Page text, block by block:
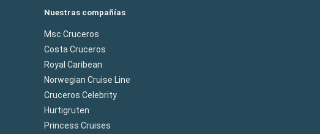
Nuestras compañías
Msc Cruceros
Costa Cruceros
Royal Caribean
Norwegian Cruise Line
Cruceros Celebrity
Hurtigruten
Princess Cruises